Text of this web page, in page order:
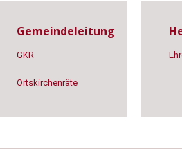
Gemeindeleitung
GKR
Orts­kir­chen­rä­te